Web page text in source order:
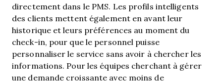
directement dans le PMS. Les profils intelligents
des clients mettent également en avant leur
historique et leurs préférences au moment du
check-in, pour que le personnel puisse
personnaliser le service sans avoir à chercher les
informations. Pour les équipes cherchant à gérer
une demande croissante avec moins de